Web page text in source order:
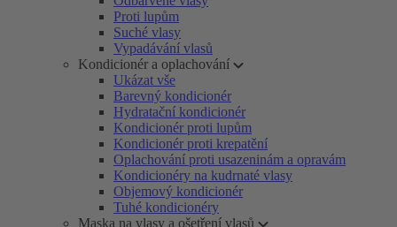
Proti lupům
Suché vlasy
Vypadávání vlasů
Kondicionér a oplachování
Ukázat vše
Barevný kondicionér
Hydratační kondicionér
Kondicionér proti lupům
Kondicionér proti krepatění
Oplachování proti usazeninám a opravám
Kondicionéry na kudrnaté vlasy
Objemový kondicionér
Tuhé kondicionéry
Maska na vlasy a ošetření vlasů